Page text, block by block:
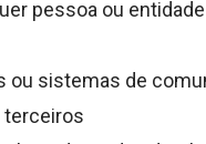
pessoa ou entidade
ou sistemas de
terceiros